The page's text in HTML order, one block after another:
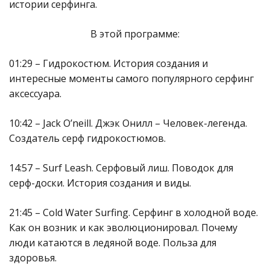
истории серфинга.
В этой программе:
01:29 – Гидрокостюм. История создания и
интересные моменты самого популярного серфинг
аксессуара.
10:42 – Jack O’neill. Джэк Онилл – Человек-легенда.
Создатель серф гидрокостюмов.
14:57 – Surf Leash. Серфовый лиш. Поводок для
серф-доски. История создания и виды.
21:45 – Cold Water Surfing. Серфинг в холодной воде.
Как он возник и как эволюционировал. Почему
люди катаются в ледяной воде. Польза для
здоровья.